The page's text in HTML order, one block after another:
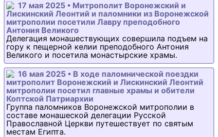
17 мая 2025 • Митрополит Воронежский и
Лискинский Леонтий и паломники из Воронежской
митрополии посетили Лавру преподобного
Антония Великого
Делегация монашествующих совершила подъем на
гору к пещерной келии преподобного Антония
Великого и посетила монастырские храмы.
16 мая 2025 • В ходе паломнической поездки
митрополит Воронежский и Лискинский Леонтий
митрополии посетил главные храмы и обители
Коптской Патриархии
Группа паломников Воронежской митрополии в
составе монашеской делегации Русской
Православной Церкви путешествует по святым
местам Египта.